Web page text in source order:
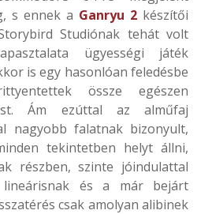
s ennek a Ganryu 2 készítői
Studiónak tehát volt
ügyességi játék
is egy hasonlóan feledésbe
össze egészen
Ám ezúttal az alműfaj
nagyobb falatnak bizonyult,
tekintetben helyt állni,
részben, szinte jóindulattal
lineárisnak és a már bejárt
csak amolyan alibinek